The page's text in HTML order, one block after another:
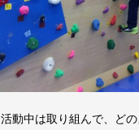
動中は取り組んで、ど